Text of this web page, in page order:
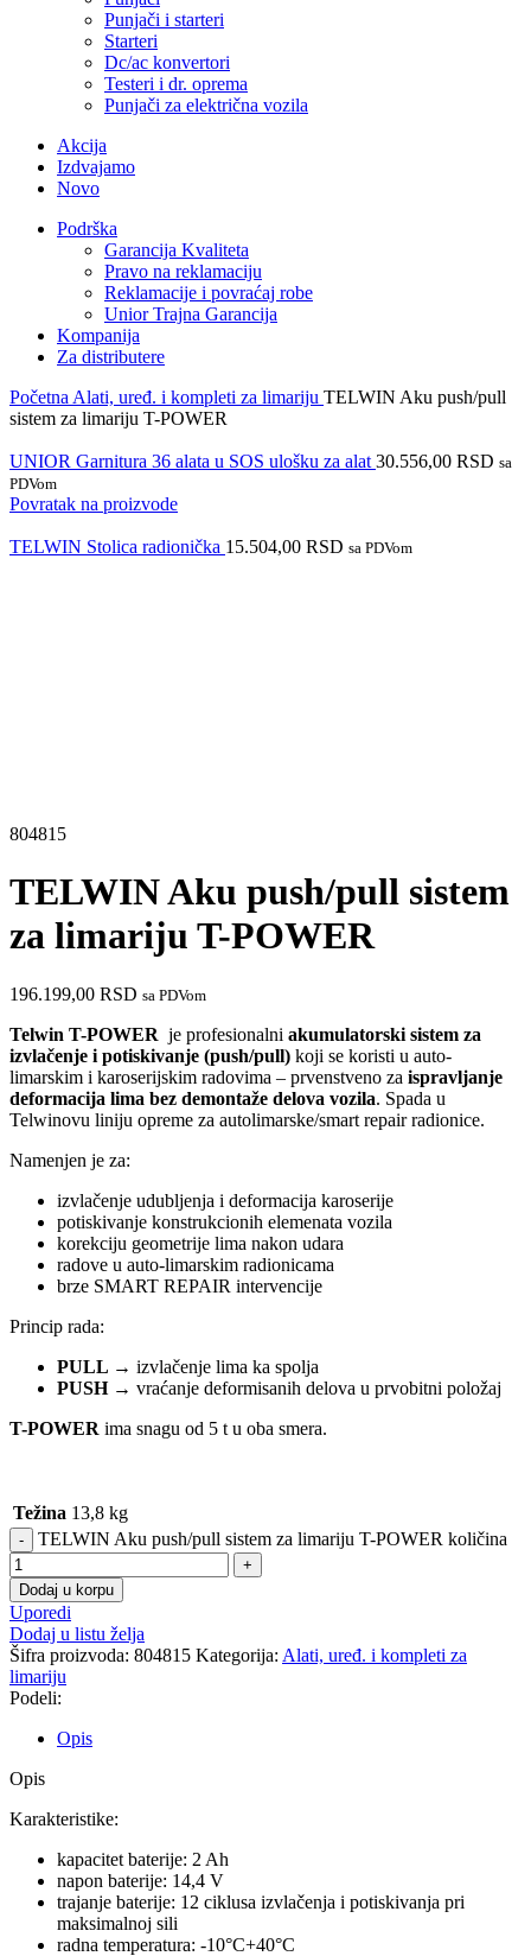
Punjači i starteri
Starteri
Dc/ac konvertori
Testeri i dr. oprema
Punjači za električna vozila
Akcija
Izdvajamo
Novo
Podrška
Garancija Kvaliteta
Pravo na reklamaciju
Reklamacije i povraćaj robe
Unior Trajna Garancija
Kompanija
Za distributere
Početna Alati, uređ. i kompleti za limariju TELWIN Aku push/pull
sistem za limariju T-POWER
UNIOR Garnitura 36 alata u SOS ulošku za alat 30.556,00 RSD sa
PDVom
Povratak na proizvode
TELWIN Stolica radionička 15.504,00 RSD sa PDVom
804815
TELWIN Aku push/pull sistem
za limariju T-POWER
196.199,00 RSD sa PDVom
Telwin T-POWER je profesionalni akumulatorski sistem za
izvlačenje i potiskivanje (push/pull) koji se koristi u auto-
limarskim i karoserijskim radovima – prvenstveno za ispravljanje
deformacija lima bez demontaže delova vozila. Spada u
Telwinovu liniju opreme za autolimarske/smart repair radionice.
Namenjen je za:
izvlačenje udubljenja i deformacija karoserije
potiskivanje konstrukcionih elemenata vozila
korekciju geometrije lima nakon udara
radove u auto-limarskim radionicama
brze SMART REPAIR intervencije
Princip rada:
PULL → izvlačenje lima ka spolja
PUSH → vraćanje deformisanih delova u prvobitni položaj
T-POWER ima snagu od 5 t u oba smera.
Težina 13,8 kg
TELWIN Aku push/pull sistem za limariju T-POWER količina
Dodaj u korpu
Uporedi
Dodaj u listu želja
Šifra proizvoda: 804815 Kategorija: Alati, uređ. i kompleti za
limariju
Podeli:
Opis
Opis
Karakteristike:
kapacitet baterije: 2 Ah
napon baterije: 14,4 V
trajanje baterije: 12 ciklusa izvlačenja i potiskivanja pri
maksimalnoj sili
radna temperatura: -10°C+40°C